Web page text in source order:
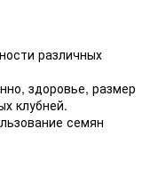
различных
здоровье, размер
клубней.
семян